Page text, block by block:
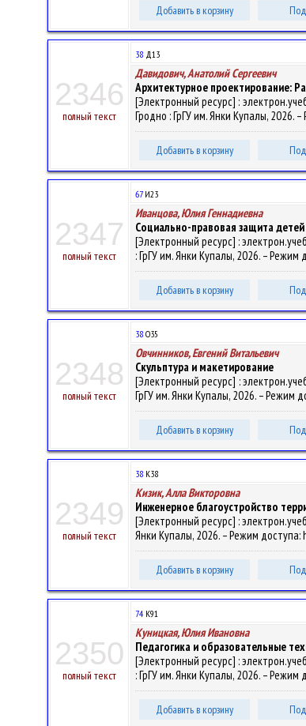
Добавить в корзину
2346
полный текст
38 Д13
Давидович, Анатолий Сергеевич
Архитектурное проектирование:
[Электронный ресурс] :
Гродно : ГрГУ им. Янки Купалы,
Добавить в корзину
2347
полный текст
67И23
Иванцова, Юлия Геннадиевна
Социально-правовая защита детей
[Электронный ресурс] :
: ГрГУ им. Янки Купалы, 2026. –
Добавить в корзину
2348
полный текст
38 О35
Овчинников, Евгений Витальевич
Скульптура и макетирование
[Электронный ресурс] :
ГрГУ им. Янки Купалы, 2026. – Режим
Добавить в корзину
2349
полный текст
38 К38
Кизик, Алла Викторовна
Инженерное благоустройство
[Электронный ресурс] :
Янки Купалы, 2026. – Режим
Добавить в корзину
2350
полный текст
74 К91
Куницкая, Юлия Ивановна
Педагогика и образовательные
[Электронный ресурс] :
: ГрГУ им. Янки Купалы, 2026. –
Добавить в корзину